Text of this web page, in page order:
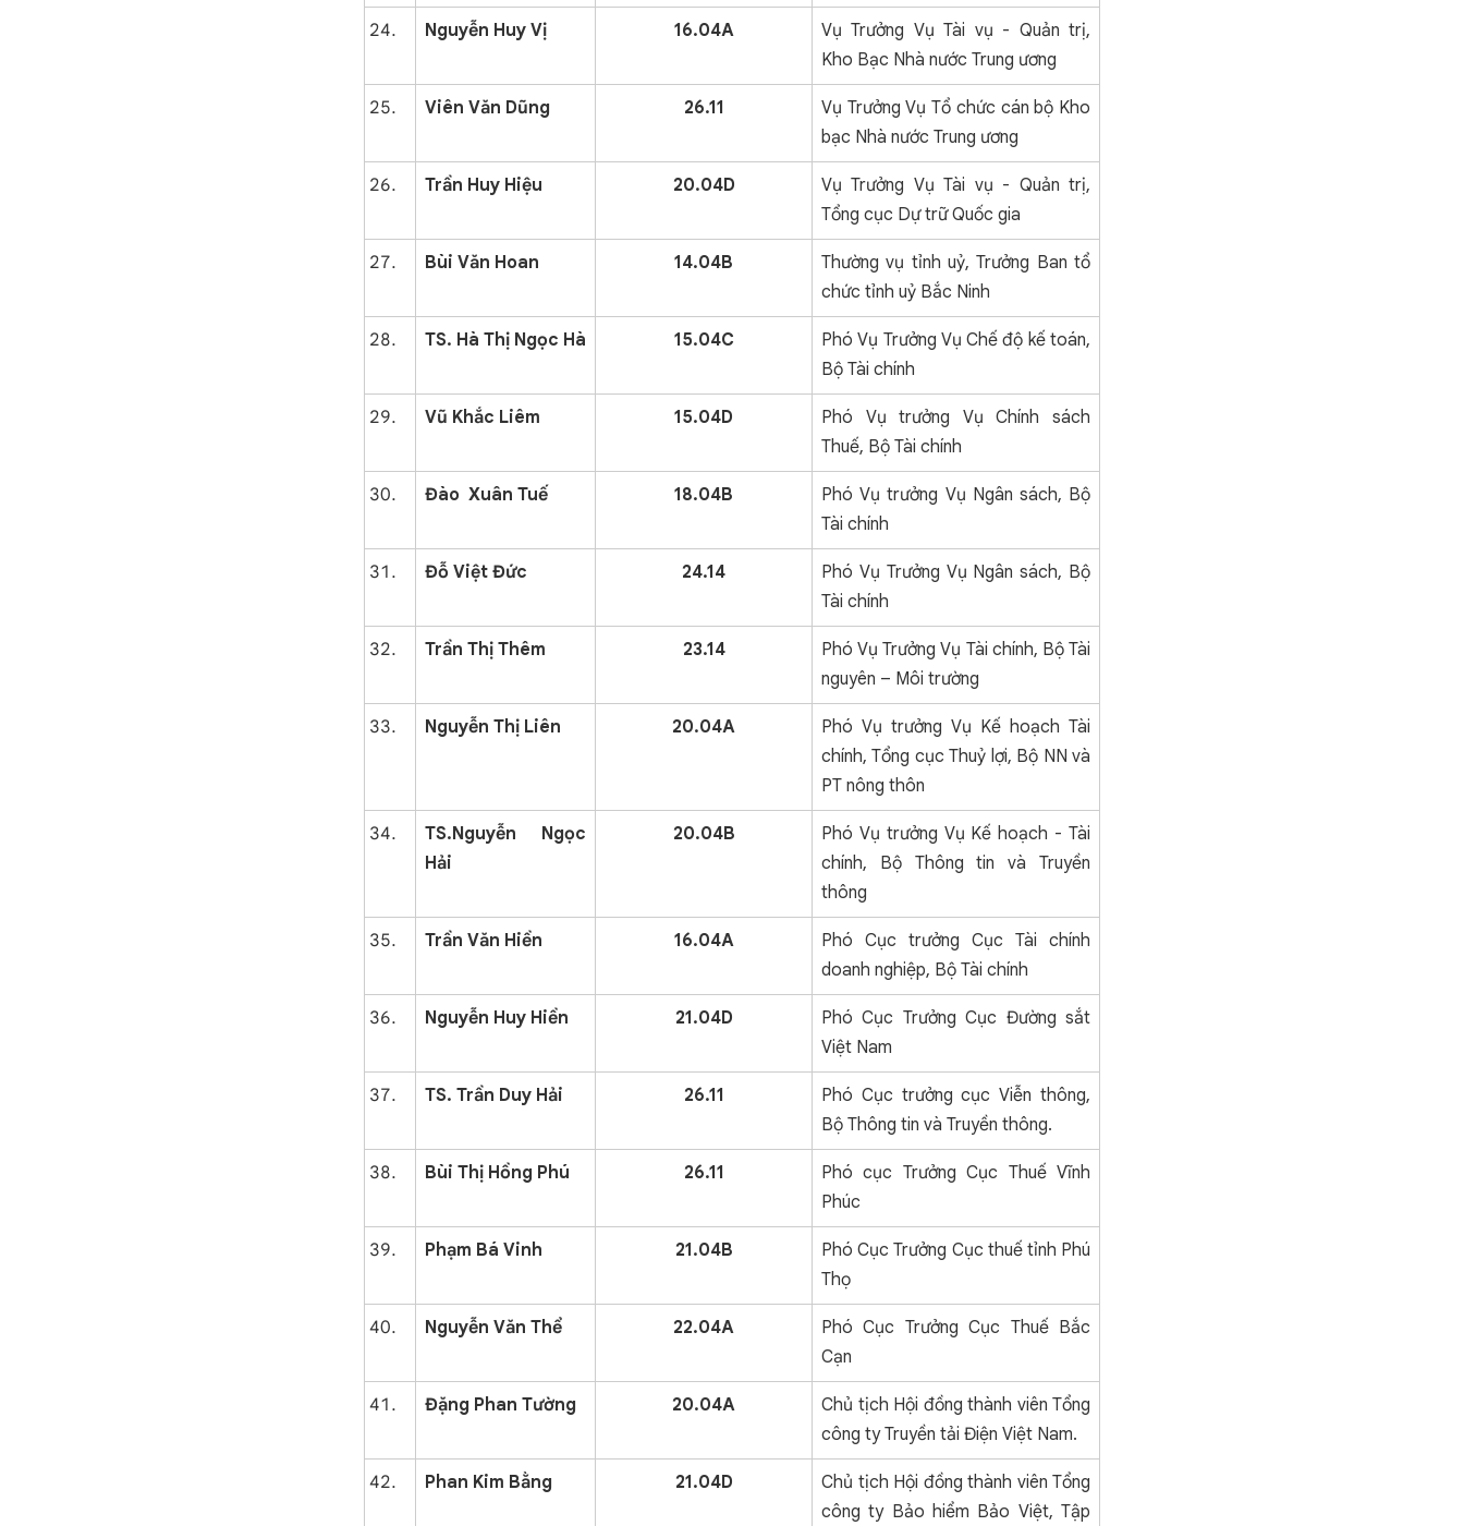
Nguyễn Huy Vị 16.04A
Vụ Trưởng Vụ Tài vụ - Quản trị,
Kho Bạc Nhà nước Trung ương
Viên Văn Dũng 26.11
Vụ Trưởng Vụ Tổ chức cán bộ Kho
bạc Nhà nước Trung ương
Trần Huy Hiệu 20.04D
Vụ Trưởng Vụ Tài vụ - Quản trị,
Tổng cục Dự trữ Quốc gia
Bùi Văn Hoan 14.04B
Thường vụ tỉnh uỷ, Trưởng Ban tổ
chức tỉnh uỷ Bắc Ninh
TS. Hà Thị Ngọc Hà 15.04C
Phó Vụ Trưởng Vụ Chế độ kế toán,
Bộ Tài chính
Vũ Khắc Liêm 15.04D
Phó Vụ trưởng Vụ Chính sách
Thuế, Bộ Tài chính
Đào Xuân Tuế 18.04B
Phó Vụ trưởng Vụ Ngân sách, Bộ
Tài chính
Đỗ Việt Đức 24.14
Phó Vụ Trưởng Vụ Ngân sách, Bộ
Tài chính
Trần Thị Thêm 23.14
Phó Vụ Trưởng Vụ Tài chính, Bộ Tài
nguyên – Môi trường
Nguyễn Thị Liên 20.04A
Phó Vụ trưởng Vụ Kế hoạch Tài
chính, Tổng cục Thuỷ lợi, Bộ NN và
PT nông thôn
TS.Nguyễn Ngọc
Hải
20.04B
Phó Vụ trưởng Vụ Kế hoạch - Tài
chính, Bộ Thông tin và Truyền
thông
Trần Văn Hiền 16.04A
Phó Cục trưởng Cục Tài chính
doanh nghiệp, Bộ Tài chính
Nguyễn Huy Hiền 21.04D
Phó Cục Trưởng Cục Đường sắt
Việt Nam
TS. Trần Duy Hải 26.11
Phó Cục trưởng cục Viễn thông,
Bộ Thông tin và Truyền thông.
Bùi Thị Hồng Phú 26.11
Phó cục Trưởng Cục Thuế Vĩnh
Phúc
Phạm Bá Vinh 21.04B
Phó Cục Trưởng Cục thuế tỉnh Phú
Thọ
Nguyễn Văn Thể 22.04A
Phó Cục Trưởng Cục Thuế Bắc
Cạn
Đặng Phan Tường 20.04A
Chủ tịch Hội đồng thành viên Tổng
công ty Truyền tải Điện Việt Nam.
Phan Kim Bằng 21.04D
Chủ tịch Hội đồng thành viên Tổng
công ty Bảo hiểm Bảo Việt, Tập